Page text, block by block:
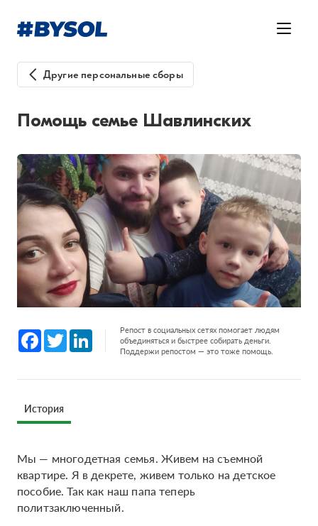
Другие персональные сборы
Помощь семье Шавлинских
Facebook
Twitter LinkedInРепост в социальных сетях помогает людям
объединяться и быстрее собирать деньги.
Поддержи репостом — это тоже помощь.
История
Мы — многодетная семья. Живем на съемной
квартире. Я в декрете, живем только на детское
пособие. Так как наш папа теперь
политзаключенный.